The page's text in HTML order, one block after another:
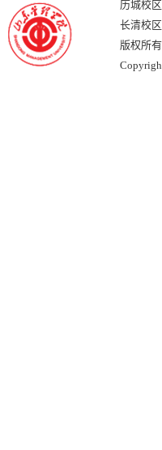
历城校
长清校
版权所